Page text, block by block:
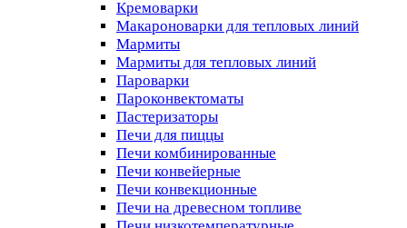
Кремоварки
Макароноварки для тепловых линий
Мармиты
Мармиты для тепловых линий
Пароварки
Пароконвектоматы
Пастеризаторы
Печи для пиццы
Печи комбинированные
Печи конвейерные
Печи конвекционные
Печи на древесном топливе